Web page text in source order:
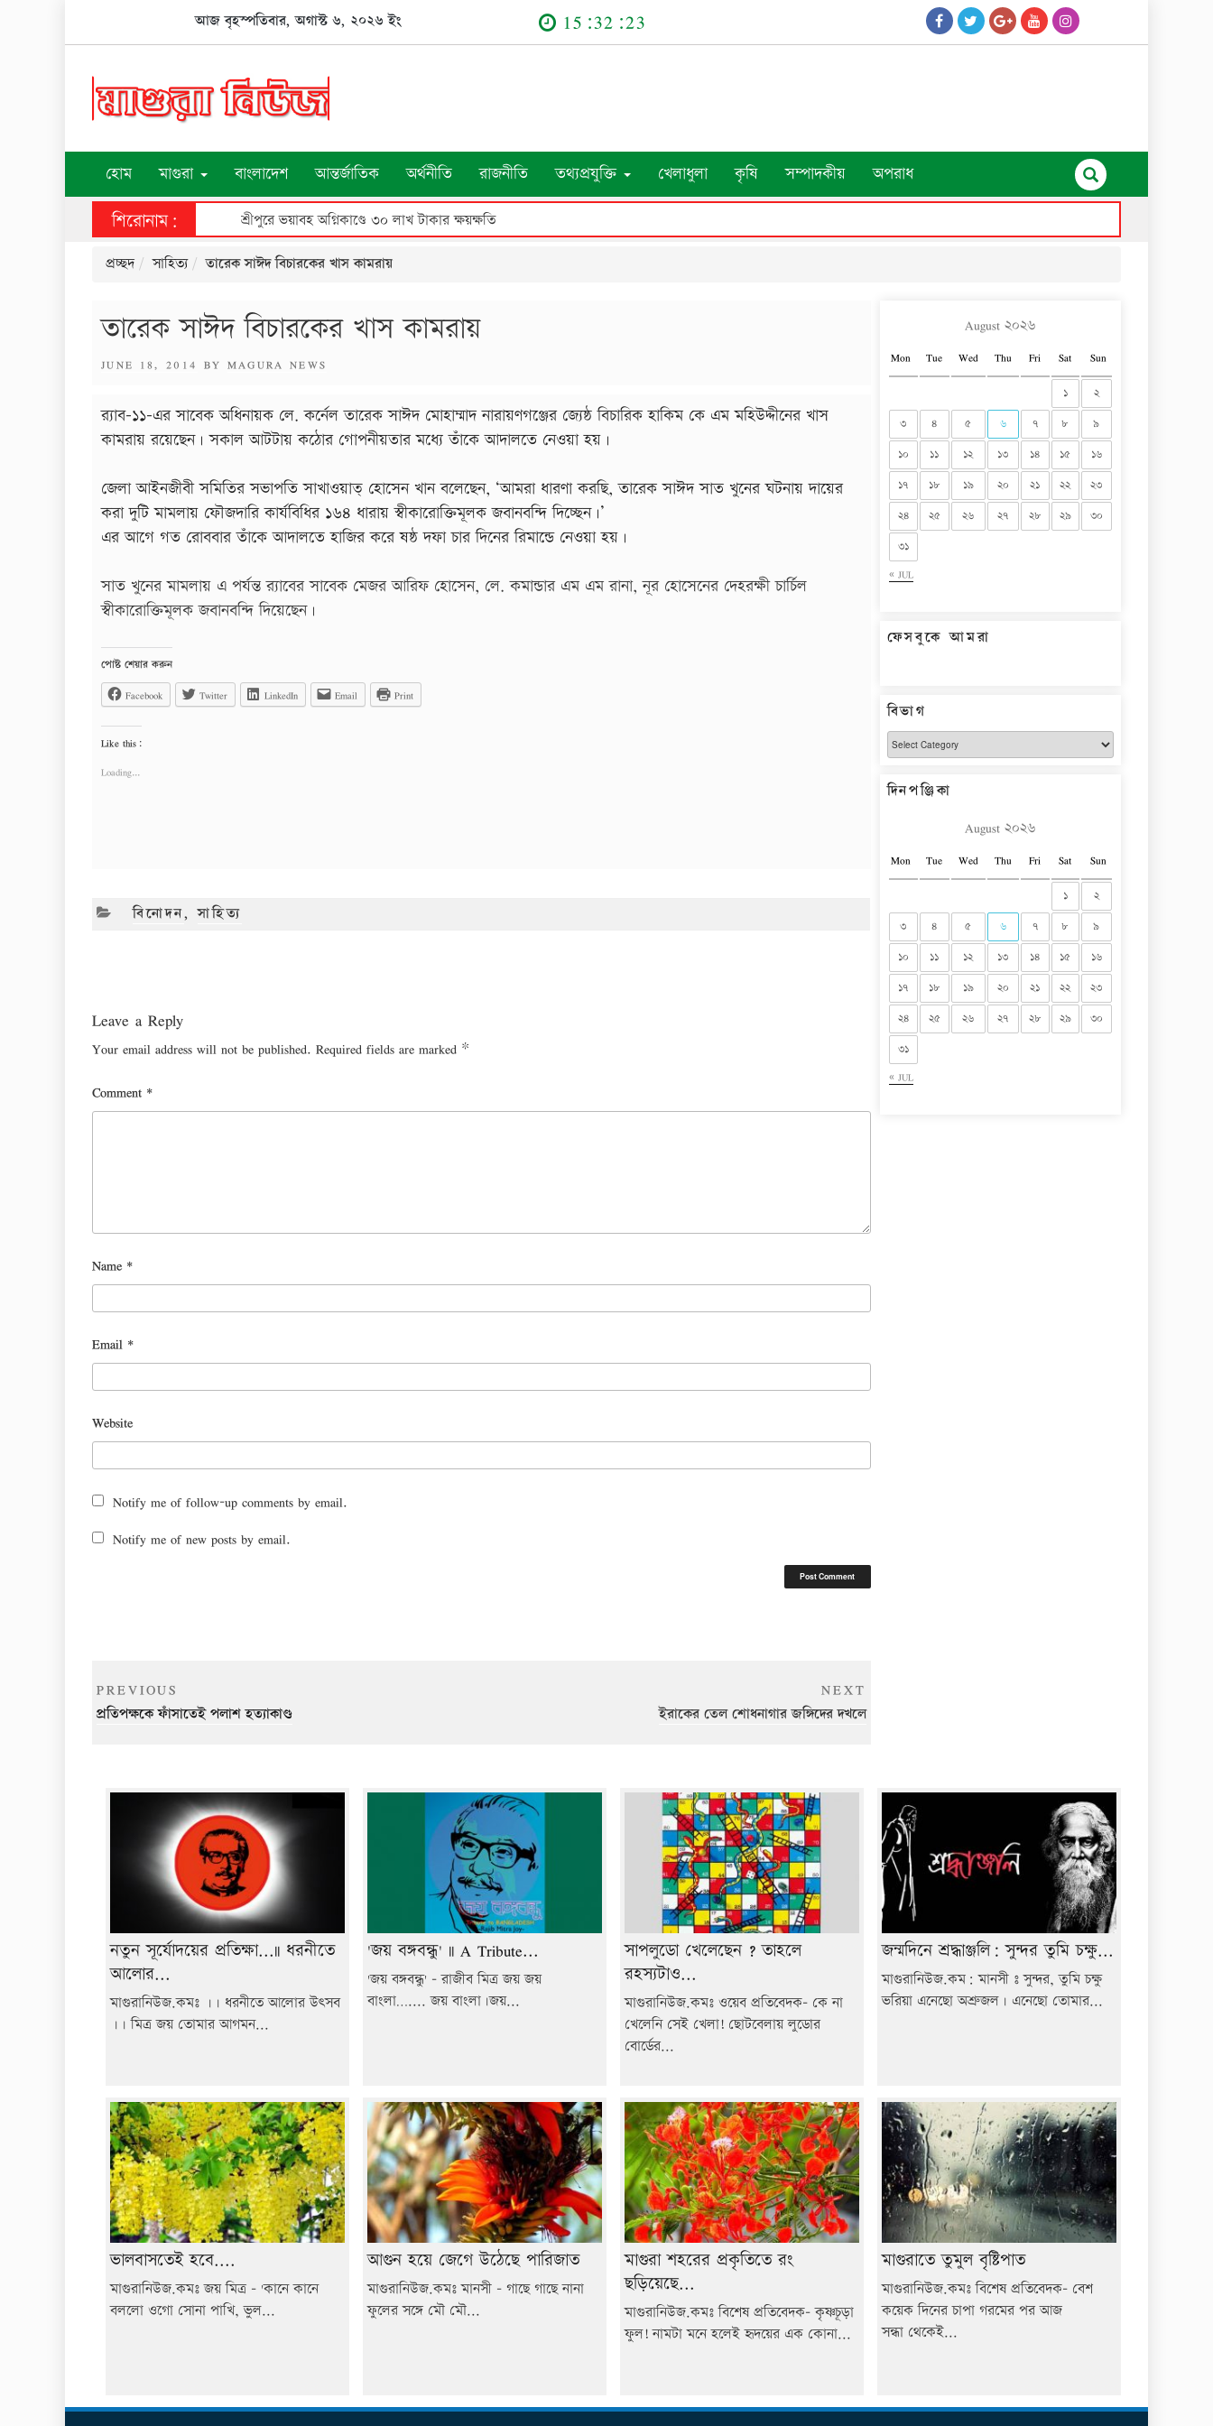
আজ বৃহস্পতিবার, অগাস্ট ৬, ২০২৬ ইং 15:32:24
হোম মাগুরা বাংলাদেশ আন্তর্জাতিক অর্থনীতি রাজনীতি তথ্যপ্রযুক্তি খেলাধুলা কৃষি সম্পাদকীয় অপরাধ
শিরোনাম: শ্রীপুরে ভয়াবহ অগ্নিকাণ্ডে ৩০ লাখ টাকার ক্ষয়ক্ষতি
প্রচ্ছদ সাহিত্য তারেক সাঈদ বিচারকের খাস কামরায়
তারেক সাঈদ বিচারকের খাস কামরায়
POSTED
JUNE 18, 2014 BY MAGURA NEWS
র‌্যাব-১১-এর সাবেক অধিনায়ক লে. কর্নেল তারেক সাঈদ মোহাম্মাদ নারায়ণগঞ্জের জ্যেষ্ঠ বিচারিক হাকিম কে এম মহিউদ্দীনের খাস
কামরায় রয়েছেন। সকাল আটটায় কঠোর গোপনীয়তার মধ্যে তাঁকে আদালতে নেওয়া হয়।
জেলা আইনজীবী সমিতির সভাপতি সাখাওয়াত্ হোসেন খান বলেছেন, ‘আমরা ধারণা করছি, তারেক সাঈদ সাত খুনের ঘটনায় দায়ের
করা দুটি মামলায় ফৌজদারি কার্যবিধির ১৬৪ ধারায় স্বীকারোক্তিমূলক জবানবন্দি দিচ্ছেন।’
এর আগে গত রোববার তাঁকে আদালতে হাজির করে ষষ্ঠ দফা চার দিনের রিমান্ডে নেওয়া হয়।
সাত খুনের মামলায় এ পর্যন্ত র‌্যাবের সাবেক মেজর আরিফ হোসেন, লে. কমান্ডার এম এম রানা, নূর হোসেনের দেহরক্ষী চার্চিল
স্বীকারোক্তিমূলক জবানবন্দি দিয়েছেন।
পোষ্ট শেয়ার করুন
Facebook
Twitter LinkedIn Email Print
Like this:
Loading...
CATEGORIES
বিনোদন,সাহিত্য
Leave a Reply
Your email address will not be published. Required fields are marked *
Comment *
Name *
Email *
Website
Notify me of follow-up comments by email.
Notify me of new posts by email.
Post
navigation
Previous
Post
PREVIOUS
প্রতিপক্ষকে ফাঁসাতেই পলাশ হত্যাকাণ্ড
Post
NEXT
ইরাকের তেল শোধনাগার জঙ্গিদের দখলে
August ২০২৬
Mon Tue Wed Thu Fri Sat Sun
« JUL
১
২
৩
৪ ৫ ৬ ৭ ৮
৯
১০
১১ ১২ ১৩ ১৪ ১৫
১৬
১৭
১৮ ১৯ ২০ ২১ ২২
২৩
২৪
২৫ ২৬ ২৭ ২৮ ২৯
৩০
৩১
ফেসবুকে আমরা
বিভাগ
বিভাগ
দিনপঞ্জিকা
August ২০২৬
Mon Tue Wed Thu Fri Sat Sun
« JUL
১
২
৩
৪ ৫ ৬ ৭ ৮
৯
১০
১১ ১২ ১৩ ১৪ ১৫
১৬
১৭
১৮ ১৯ ২০ ২১ ২২
২৩
২৪
২৫ ২৬ ২৭ ২৮ ২৯
৩০
৩১
নতুন সূর্যোদয়ের প্রতিক্ষা...|| ধরনীতে
আলোর...
মাগুরানিউজ.কমঃ ।। ধরনীতে আলোর উৎসব
।। মিত্র জয় তোমার আগমন...
'জয় বঙ্গবন্ধু' || A Tribute...
'জয় বঙ্গবন্ধু' - রাজীব মিত্র জয় জয়
বাংলা….... জয় বাংলা।জয়...
সাপলুডো খেলেছেন ? তাহলে
রহস্যটাও...
মাগুরানিউজ.কমঃ ওয়েব প্রতিবেদক- কে না
খেলেনি সেই খেলা! ছোটবেলায় লুডোর
বোর্ডের...
জন্মদিনে শ্রদ্ধাঞ্জলি: সুন্দর তুমি চক্ষু...
মাগুরানিউজ.কম: মানসী ঃ সুন্দর, তুমি চক্ষু
ভরিয়া এনেছো অশ্রুজল। এনেছো তোমার...
ভালবাসতেই হবে....
মাগুরানিউজ.কমঃ জয় মিত্র - 'কানে কানে
বললো ওগো সোনা পাখি, ভুল...
আগুন হয়ে জেগে উঠেছে পারিজাত
মাগুরানিউজ.কমঃ মানসী - গাছে গাছে নানা
ফুলের সঙ্গে মৌ মৌ...
মাগুরা শহরের প্রকৃতিতে রং
ছড়িয়েছে...
মাগুরানিউজ.কমঃ বিশেষ প্রতিবেদক- কৃষ্ণচূড়া
ফুল! নামটা মনে হলেই হৃদয়ের এক কোনা...
মাগুরাতে তুমুল বৃষ্টিপাত
মাগুরানিউজ.কমঃ বিশেষ প্রতিবেদক- বেশ
কয়েক দিনের চাপা গরমের পর আজ
সন্ধা থেকেই...